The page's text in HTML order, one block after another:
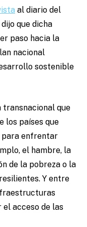
al diario del
que dicha
paso hacia la
nacional
sostenible
transnacional que
los países que
para enfrentar
el hambre, la
de la pobreza o la
Y entre
acceso de las